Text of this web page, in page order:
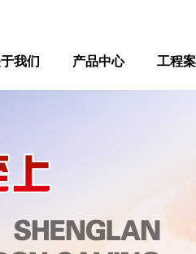
我们 产品中心 工程